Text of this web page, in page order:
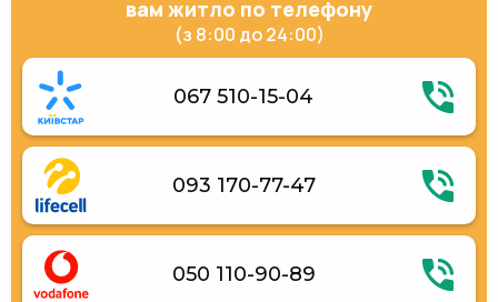
вам житло по телефону
(з 8:00 до 24:00)
067 510-15-04
093 170-77-47
050 110-90-89